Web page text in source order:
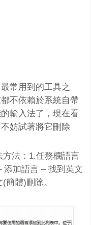
常用到的工具之
不依賴於系統自帶
輸入法了，現在看
妨試著將它刪除
法：1.任務欄語言
添加語言 – 找到英文
簡體)刪除。